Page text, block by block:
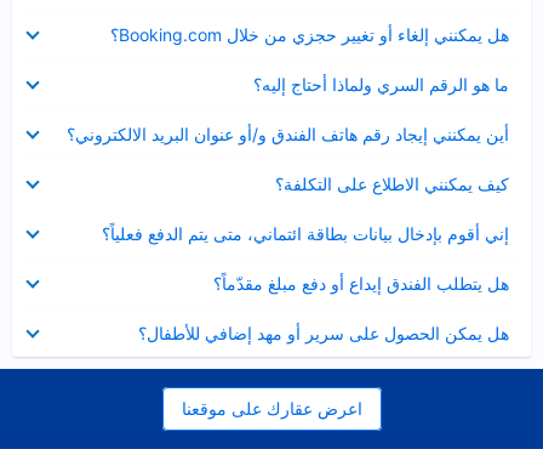
هل يمكنني إلغاء أو تغيير حجزي من خلال Booking.com؟
مصغر
ما هو الرقم السري ولماذا أحتاج إليه؟
مصغر
أين يمكنني إيجاد رقم هاتف الفندق و/أو عنوان البريد الالكتروني؟
عرض
مصغر
كيف يمكنني الاطلاع على التكلفة؟
مصغر
إني أقوم بإدخال بيانات بطاقة ائتماني، متى يتم الدفع فعلياً؟
مصغر
هل يتطلب الفندق إيداع أو دفع مبلغ مقدّماً؟
مصغر
هل يمكن الحصول على سرير أو مهد إضافي للأطفال؟
مصغر
اعرض عقارك على موقعنا